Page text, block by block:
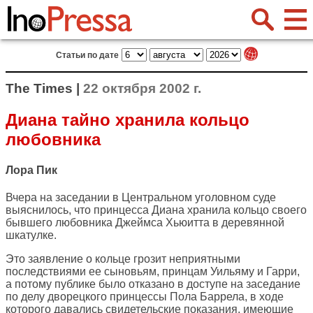
Статьи по дате
The Times | 22 октября 2002 г.
Диана тайно хранила кольцо
любовника
Лора Пик
Вчера на заседании в Центральном уголовном суде
выяснилось, что принцесса Диана хранила кольцо своего
бывшего любовника Джеймса Хьюитта в деревянной
шкатулке.
Это заявление о кольце грозит неприятными
последствиями ее сыновьям, принцам Уильяму и Гарри,
а потому публике было отказано в доступе на заседание
по делу дворецкого принцессы Пола Баррела, в ходе
которого давались свидетельские показания, имеющие